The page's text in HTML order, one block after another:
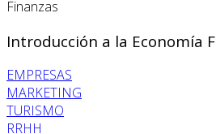
Finanzas
Introducción a la Economía
EMPRESAS
MARKETING
TURISMO
RRHH